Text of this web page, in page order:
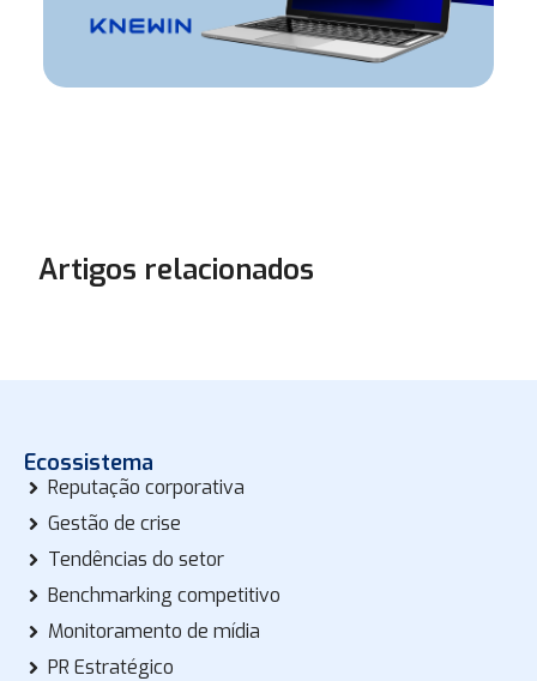
Artigos relacionados
Ecossistema
Reputação corporativa
Gestão de crise
Tendências do setor
Benchmarking competitivo
Monitoramento de mídia
PR Estratégico